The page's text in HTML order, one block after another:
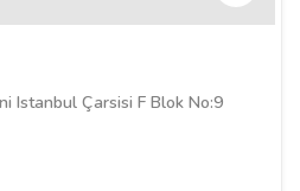
Istanbul Çarsisi F Blok No:9